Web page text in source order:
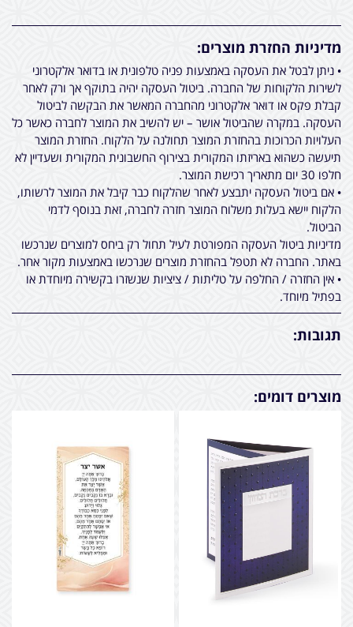
מדיניות החזרת מוצרים:
• ניתן לבטל את העסקה באמצעות פניה טלפונית או בדואר אלקטרוני
לשירות הלקוחות של החברה. ביטול העסקה יהיה בתוקף אך ורק לאחר
קבלת פקס או דואר אלקטרוני מהחברה המאשר את הבקשה לביטול
העסקה. במקרה שהביטול אושר – יש להשיב את המוצר לחברה כאשר כל
העלויות הכרוכות בהחזרת המוצר תחולנה על הלקוח. החזרת המוצר
תיעשה כשהוא באריזתו המקורית בצירוף החשבונית המקורית ושעדיין לא
חלפו 30 יום מתאריך רכישת המוצר.
• אם ביטול העסקה יתבצע לאחר שהלקוח כבר קיבל את המוצר לרשותו,
הלקוח יישא בעלות משלוח המוצר חזרה לחברה, זאת בנוסף לדמי
הביטול.
מדיניות ביטול העסקה המפורטת לעיל תחול רק ביחס למוצרים שנרכשו
באתר. החברה לא תטפל בהחזרת מוצרים שנרכשו באמצעות מקור אחר.
• אין החזרה / החלפה על טליתות / ציציות שנשזרו בקשירה מיוחדת או
בפתיל מיוחד.
תגובות:
מוצרים דומים: